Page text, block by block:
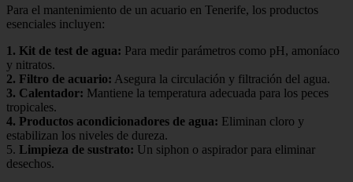
Para el mantenimiento de un acuario en Tenerife, los productos
esenciales incluyen:
1. Kit de test de agua: Para medir parámetros como pH, amoníaco
y nitratos.
2. Filtro de acuario: Asegura la circulación y filtración del agua.
3. Calentador: Mantiene la temperatura adecuada para los peces
tropicales.
4. Productos acondicionadores de agua: Eliminan cloro y
estabilizan los niveles de dureza.
5. Limpieza de sustrato: Un siphon o aspirador para eliminar
desechos.